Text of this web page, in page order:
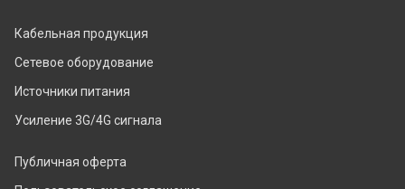
Кабельная продукция
Сетевое оборудование
Источники питания
Усиление 3G/4G сигнала
Публичная оферта